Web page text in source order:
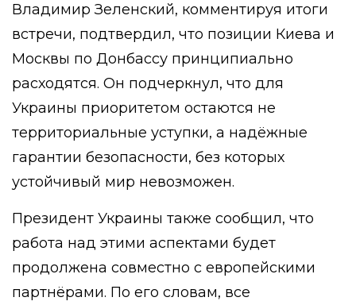
Владимир Зеленский, комментируя итоги
встречи, подтвердил, что позиции Киева и
Москвы по Донбассу принципиально
расходятся. Он подчеркнул, что для
Украины приоритетом остаются не
территориальные уступки, а надёжные
гарантии безопасности, без которых
устойчивый мир невозможен.
Президент Украины также сообщил, что
работа над этими аспектами будет
продолжена совместно с европейскими
партнёрами. По его словам, все